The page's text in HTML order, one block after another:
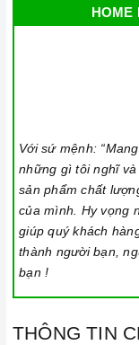
Vận chuyển lắp
nhân viên và kỹ
hành cùng quý
Đến với Home Best,
tin mang đến cho
HOME
Với sứ mệnh:
những gì tôi nghĩ
sản phẩm chất
của mình. Hy vọng
giúp quý khách
thành người bạn,
bạn !
THÔNG TIN